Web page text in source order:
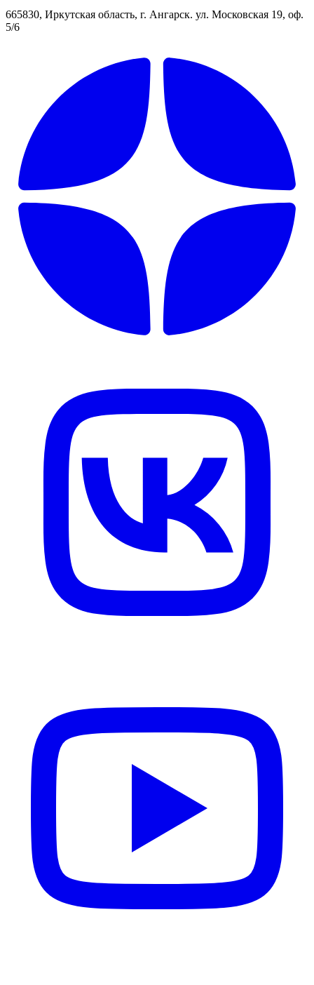
665830, Иркутская область, г. Ангарск. ул. Московская 19, оф.
5/6